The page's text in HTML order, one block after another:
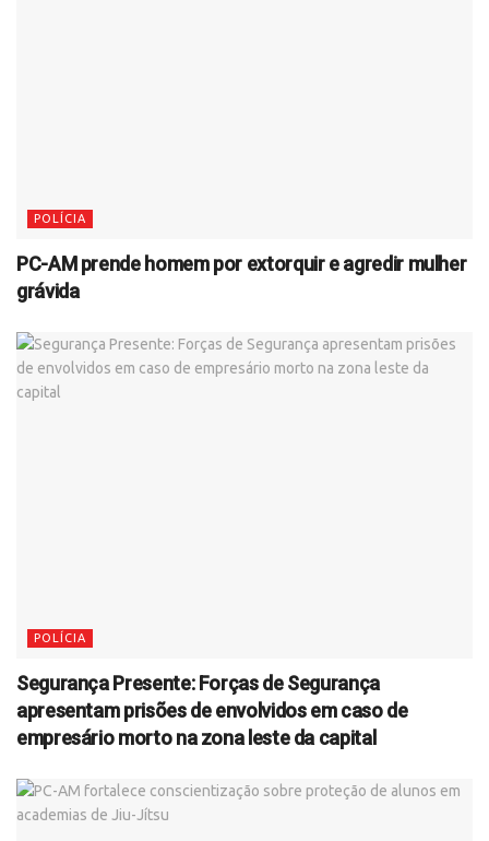
POLÍCIA
PC-AM prende homem por extorquir e agredir mulher
grávida
POLÍCIA
Segurança Presente: Forças de Segurança
apresentam prisões de envolvidos em caso de
empresário morto na zona leste da capital